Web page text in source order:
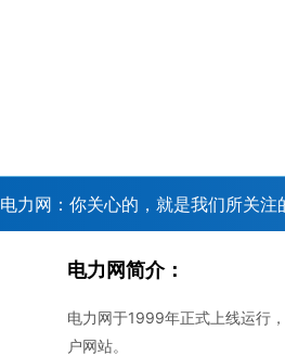
电力网：你关心的，就是我们所关注
电力网简介：
电力网于1999年正式上线运行
户网站。